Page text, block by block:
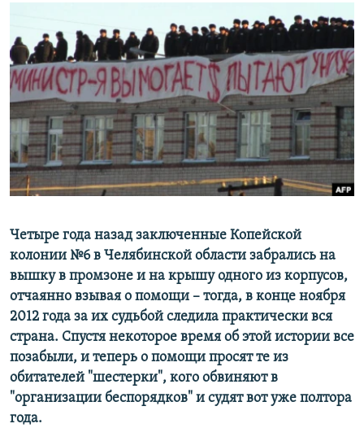
ТЕЛЕПРОЕКТ КРЫМ.РЕАЛИИ
СОВЕТЫ ПРАВОЗАЩИТНИКОВ
ПРОПАВШИЕ БЕЗ ВЕСТИ
ПОБЕДИТЕЛЕЙ НЕ СУДЯТ?
КРЫМ.НЕПОКОРЕННЫЙ
ELIFBE
Українською
Qırımtatar
ПРИСОЕДИНЯЙТЕСЬ!
Все сайты RFE/RL
Четыре года назад заключенные Копейской
колонии №6 в Челябинской области забрались на
вышку в промзоне и на крышу одного из корпусов,
отчаянно взывая о помощи – тогда, в конце ноября
2012 года за их судьбой следила практически вся
страна. Спустя некоторое время об этой истории все
позабыли, и теперь о помощи просят те из
обитателей "шестерки", кого обвиняют в
"организации беспорядков" и судят вот уже полтора
года.